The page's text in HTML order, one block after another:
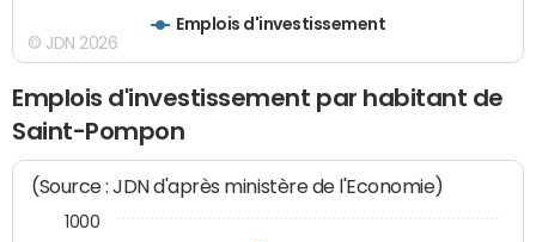
Emplois d'investissement
© JDN 2026
Emplois d'investissement par habitant de
Saint-Pompon
(Source : JDN d'après ministère de l'Economie)
1000